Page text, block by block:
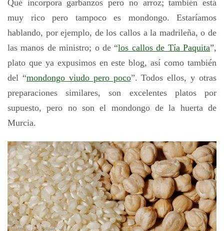
Qué incorpora garbanzos pero no arroz; también está
muy rico pero tampoco es mondongo. Estaríamos
hablando, por ejemplo, de los callos a la madrileña, o de
las manos de ministro; o de “los callos de Tía Paquita”,
plato que ya expusimos en este blog, así como también
del “mondongo viudo pero poco”. Todos ellos, y otras
preparaciones similares, son excelentes platos por
supuesto, pero no son el mondongo de la huerta de
Murcia.